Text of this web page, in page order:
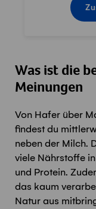
Was ist die
Meinungen
Von Hafer über
findest du
neben der Milch.
viele Nährstoffe
und Protein.
das kaum
Natur aus